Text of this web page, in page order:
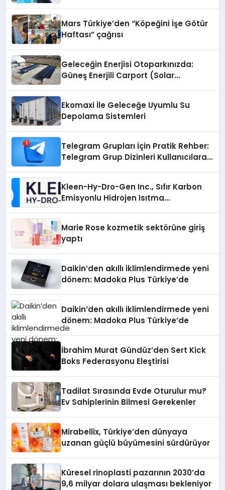
Mars Türkiye’den “Köpeğini İşe Götür
Haftası” çağrısı
Geleceğin Enerjisi Otoparkınızda:
Güneş Enerjili Carport (Solar
Ekomaxi İle Geleceğe Uyumlu Su
Depolama Sistemleri
Telegram Grupları İçin Pratik Rehber:
Telegram Grup Dizinleri Kullanıcılara
Kleen-Hy-Dro-Gen Inc., Sıfır Karbon
Emisyonlu Hidrojen Isıtma
Marie Rose kozmetik sektörüne giriş
yaptı
Daikin’den akıllı iklimlendirmede yeni
dönem: Madoka Plus Türkiye’de
Daikin’den akıllı iklimlendirmede yeni
dönem: Madoka Plus Türkiye’de
İbrahim Murat Gündüz’den Sert Kick
Boks Federasyonu Eleştirisi
Tadilat Sırasında Evde Oturulur mu?
Ev Sahiplerinin Bilmesi Gerekenler
Mirabellix, Türkiye’den dünyaya
uzanan güçlü büyümesini sürdürüyor
Küresel rinoplasti pazarının 2030’da
9,6 milyar dolara ulaşması bekleniyor